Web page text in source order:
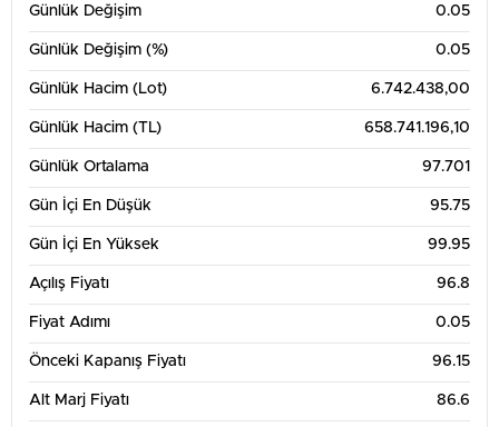
Günlük Değişim 0.05
Günlük Değişim (%) 0.05
Günlük Hacim (Lot) 6.742.438,00
Günlük Hacim (TL) 658.741.196,10
Günlük Ortalama 97.701
Gün İçi En Düşük 95.75
Gün İçi En Yüksek 99.95
Açılış Fiyatı 96.8
Fiyat Adımı 0.05
Önceki Kapanış Fiyatı 96.15
Alt Marj Fiyatı 86.6